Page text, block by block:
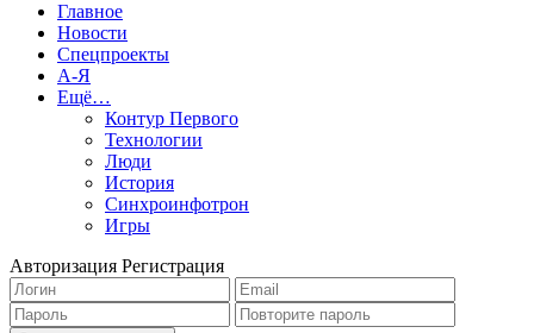
Главное
Новости
Спецпроекты
А-Я
Ещё…
Контур Первого
Технологии
Люди
История
Синхроинфотрон
Игры
Авторизация Регистрация